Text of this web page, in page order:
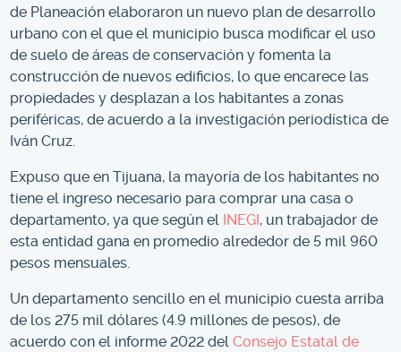
de Planeación elaboraron un nuevo plan de desarrollo
urbano con el que el municipio busca modificar el uso
de suelo de áreas de conservación y fomenta la
construcción de nuevos edificios, lo que encarece las
propiedades y desplazan a los habitantes a zonas
periféricas, de acuerdo a la investigación periodística de
Iván Cruz.
Expuso que en Tijuana, la mayoría de los habitantes no
tiene el ingreso necesario para comprar una casa o
departamento, ya que según el INEGI, un trabajador de
esta entidad gana en promedio alrededor de 5 mil 960
pesos mensuales.
Un departamento sencillo en el municipio cuesta arriba
de los 275 mil dólares (4.9 millones de pesos), de
acuerdo con el informe 2022 delConsejo Estatal de